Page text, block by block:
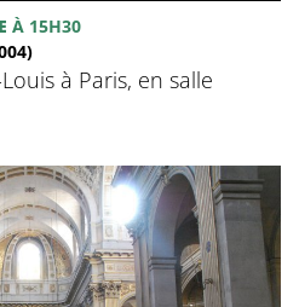
À 15H30
à Paris, en salle